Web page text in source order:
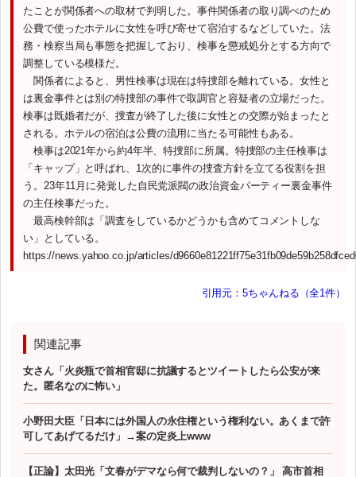
たことが関係者への取材で判明した。事件関係者の取り調べのため
公費で使ったホテルに女性を呼び寄せて宿泊するなどしていた。法
務・検察当局も事態を把握しており、検事を懲戒処分とする方向で
調整している模様だ。
関係者によると、男性検事は現在は特捜部を離れている。女性と
は裏金事件とは別の特捜部の事件で取調官と容疑者の立場だった。
検事は既婚者だが、捜査が終了した後に女性との交際が始まったと
される。ホテルの宿泊は公費の流用に当たる可能性もある。
検事は2021年から約4年半、特捜部に所属。特捜部の主任検事は
「キャップ」と呼ばれ、1次的に事件の捜査方針を立てる役割を担
う。23年11月に発覚した自民党派閥の政治資金パーティー裏金事件
の主任検事だった。
最高検幹部は「調査をしているかどうかも含めてコメントしな
い」としている。
https://news.yahoo.co.jp/articles/
引用元：5ちゃんねる（全1件）
関連記事
女さん「火炎瓶で首相官邸に抗議するとツイートしたら公安が来
た。匿名なのに怖い」
小野田大臣「日本には外国人の永住権という権利ない。あくまで許
可してあげてるだけ」→案の定炎上www
【正論】太田光「文春がデマなら何で裁判しないの？」 高市首相